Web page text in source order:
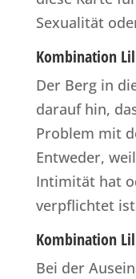
Sexualität
Kombination
Der Berg in
darauf hin,
Problem mit
Entweder,
Intimität hat
verpflichtet
Kombination
Bei der